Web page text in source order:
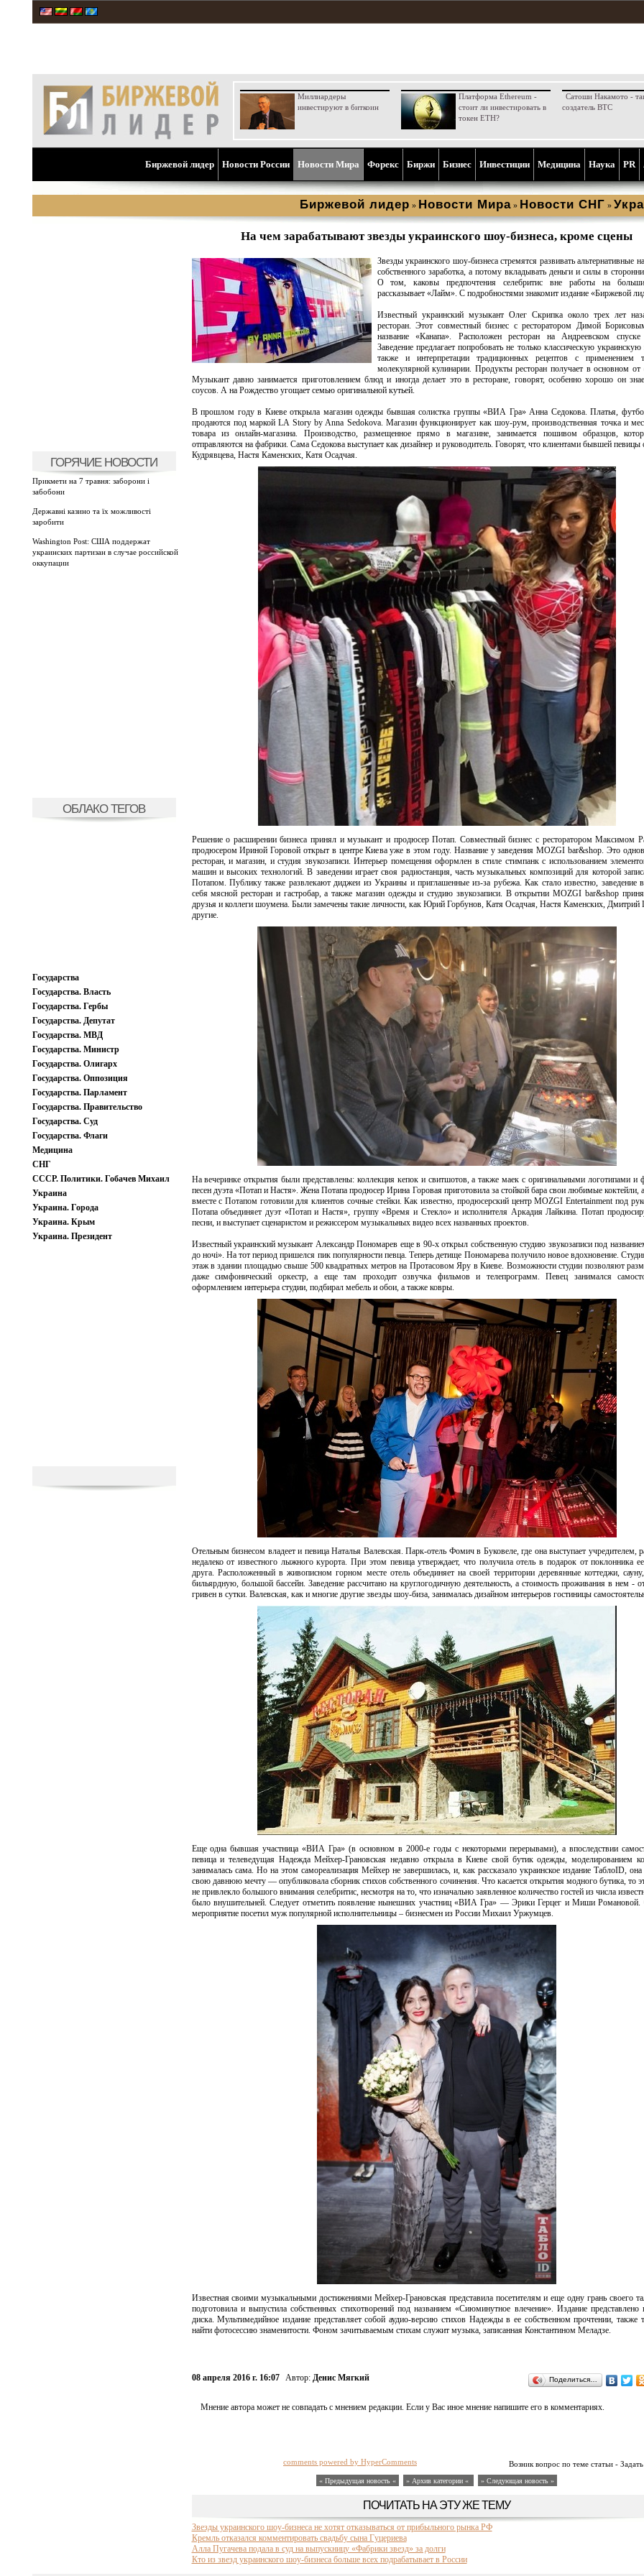
Миллиардеры
инвестируют в биткоин
Платформа Ethereum -
стоит ли инвестировать в
токен ETH?
Сатоши Накамото -
создатель BTC
Биржевой лидер Новости России Новости Мира Форекс Биржи Бизнес Инвестиции Медицина Наука PR
Биржевой лидер » Новости Мира » Новости СНГ »
ГОРЯЧИЕ НОВОСТИ
Прикмети на 7 травня: заборони і
забобони
Державні казино та їх можливості
заробити
Washington Post: США поддержат
украинских партизан в случае российской
оккупации
ОБЛАКО ТЕГОВ
Государства
Государства. Власть
Государства. Гербы
Государства. Депутат
Государства. МВД
Государства. Министр
Государства. Олигарх
Государства. Оппозиция
Государства. Парламент
Государства. Правительство
Государства. Суд
Государства. Флаги
Медицина
СНГ
СССР. Политики. Гобачев Михаил
Украина
Украина. Города
Украина. Крым
Украина. Президент
На чем зарабатывают звезды украинского шоу-бизнеса, кроме сцены
Звезды украинского шоу-бизнеса стремятся развивать альтернативные
собственного заработка, а потому вкладывать деньги и силы в
О том, каковы предпочтения селебритис вне работы на
рассказывает «Лайм». С подробностями знакомит издание «Биржевой
Известный украинский музыкант Олег Скрипка около трех лет
ресторан. Этот совместный бизнес с ресторатором Димой
название «Канапа». Расположен ресторан на Андреевском
Заведение предлагает попробовать не только классическую
также и интерпретации традиционных рецептов с применением
молекулярной кулинарии. Продукты ресторан получает в основном
Музыкант давно занимается приготовлением блюд и иногда делает это в ресторане, говорят, особенно хорошо он
соусов. А на Рождество угощает семью оригинальной кутьей.
В прошлом году в Киеве открыла магазин одежды бывшая солистка группы «ВИА Гра» Анна Седокова. Платья,
продаются под маркой LA Story by Anna Sedokova. Магазин функционирует как шоу-рум, производственная точка и
товара из онлайн-магазина. Производство, размещенное прямо в магазине, занимается пошивом образцов,
отправляются на фабрики. Сама Седокова выступает как дизайнер и руководитель. Говорят, что клиентами бывшей певицы
Кудрявцева, Настя Каменских, Катя Осадчая.
Решение о расширении бизнеса принял и музыкант и продюсер Потап. Совместный бизнес с ресторатором Максимом
продюсером Ириной Горовой открыт в центре Киева уже в этом году. Название у заведения MOZGI bar&shop. Это
ресторан, и магазин, и студия звукозаписи. Интерьер помещения оформлен в стиле стимпанк с использованием
машин и высоких технологий. В заведении играет своя радиостанция, часть музыкальных композиций для которой
Потапом. Публику также развлекают диджеи из Украины и приглашенные из-за рубежа. Как стало известно, заведение
себя мясной ресторан и гастробар, а также магазин одежды и студию звукозаписи. В открытии MOZGI bar&shop
друзья и коллеги шоумена. Были замечены такие личности, как Юрий Горбунов, Катя Осадчая, Настя Каменских,
другие.
На вечеринке открытия были представлены: коллекция кепок и свитшотов, а также маек с оригинальными логотипами и
песен дуэта «Потап и Настя». Жена Потапа продюсер Ирина Горовая приготовила за стойкой бара свои любимые коктейли,
вместе с Потапом готовили для клиентов сочные стейки. Как известно, продюсерский центр MOZGI Entertainment под
Потапа объединяет дуэт «Потап и Настя», группу «Время и Стекло» и исполнителя Аркадия Лайкина. Потап
песни, и выступает сценаристом и режиссером музыкальных видео всех названных проектов.
Известный украинский музыкант Александр Пономарев еще в 90-х открыл собственную студию звукозаписи под
до ночi». На тот период пришелся пик популярности певца. Теперь детище Пономарева получило новое вдохновение.
этаж в здании площадью свыше 500 квадратных метров на Протасовом Яру в Киеве. Возможности студии позволяют
даже симфонический оркестр, а еще там проходит озвучка фильмов и телепрограмм. Певец занимался
оформлением интерьера студии, подбирал мебель и обои, а также ковры.
Отельным бизнесом владеет и певица Наталья Валевская. Парк-отель Фомич в Буковеле, где она выступает учредителем,
недалеко от известного лыжного курорта. При этом певица утверждает, что получила отель в подарок от поклонника
друга. Расположенный в живописном горном месте отель объединяет на своей территории деревянные коттеджи,
бильярдную, большой бассейн. Заведение рассчитано на круглогодичную деятельность, а стоимость проживания в нем -
гривен в сутки. Валевская, как и многие другие звезды шоу-биза, занималась дизайном интерьеров гостиницы
Еще одна бывшая участница «ВИА Гра» (в основном в 2000-е годы с некоторыми перерывами), а впоследствии
певица и телеведущая Надежда Мейхер-Грановская недавно открыла в Киеве свой бутик одежды, моделированием
занималась сама. Но на этом самореализация Мейхер не завершилась, и, как рассказало украинское издание ТаблоID, она
свою давнюю мечту — опубликовала сборник стихов собственного сочинения. Что касается открытия модного бутика, то
не привлекло большого внимания селебритис, несмотря на то, что изначально заявленное количество гостей из числа
было внушительней. Следует отметить появление нынешних участниц «ВИА Гра» — Эрики Герцег и Миши
мероприятие посетил муж популярной исполнительницы – бизнесмен из России Михаил Уржумцев.
Известная своими музыкальными достижениями Мейхер-Грановская представила посетителям и еще одну грань своего
подготовила и выпустила собственных стихотворений под названием «Сиюминутное влечение». Издание
диска. Мультимедийное издание представляет собой аудио-версию стихов Надежды в ее собственном прочтении,
найти фотосессию знаменитости. Фоном зачитываемым стихам служит музыка, записанная Константином Меладзе.
08 апреля 2016 г. 16:07 Автор: Денис Мягкий Поделиться…
Мнение автора может не совпадать с мнением редакции. Если у Вас иное мнение напишите его в комментариях.
Возник вопрос по теме статьи -
comments powered by HyperComments
« Предыдущая новость « » Архив категории « » Следующая новость »
ПОЧИТАТЬ НА ЭТУ ЖЕ ТЕМУ
Звезды украинского шоу-бизнеса не хотят отказываться от прибыльного рынка РФ
Кремль отказался комментировать свадьбу сына Гуцериева
Алла Пугачева подала в суд на выпускницу «Фабрики звезд» за долги
Кто из звезд украинского шоу-бизнеса больше всех подрабатывает в России